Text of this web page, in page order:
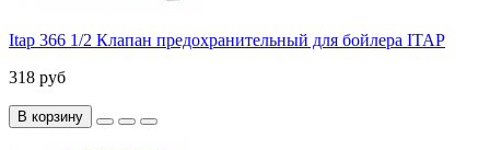
Itap 366 1/2 Клапан предохранительный для бойлера ITAP
318 руб
В корзину